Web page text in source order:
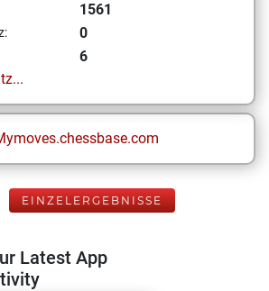
1561
0
6
EINZELERGEBNISSE
Latest App